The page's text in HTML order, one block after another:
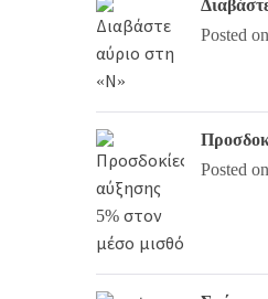
Posted
Posted